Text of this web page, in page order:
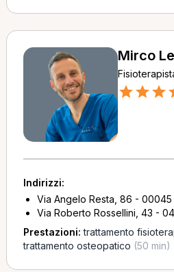
Mirco
Indirizzi:
Via Angelo Resta, 86 - 00045
Via Roberto Rossellini, 43 -
Prestazioni:trattamento
trattamento osteopatico (50 min)